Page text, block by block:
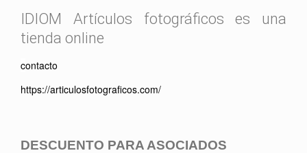
IDIOM Artículos fotográficos es una
tienda online
contacto
https://articulosfotograficos.com/
DESCUENTO PARA ASOCIADOS